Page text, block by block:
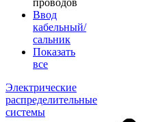
проводов
Ввод
кабельный/
сальник
Показать
все
Электрические
распределительные
системы